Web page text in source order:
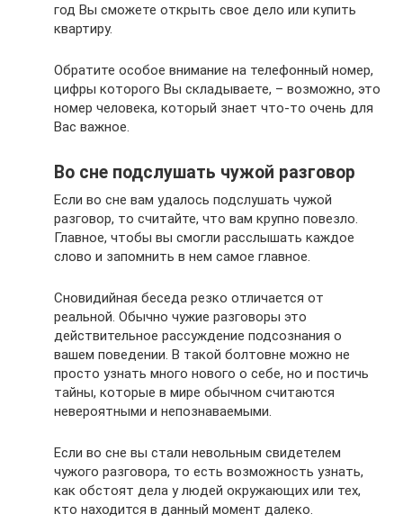
год Вы сможете открыть свое дело или купить
квартиру.
Обратите особое внимание на телефонный номер,
цифры которого Вы складываете, – возможно, это
номер человека, который знает что-то очень для
Вас важное.
Во сне подслушать чужой разговор
Если во сне вам удалось подслушать чужой
разговор, то считайте, что вам крупно повезло.
Главное, чтобы вы смогли расслышать каждое
слово и запомнить в нем самое главное.
Сновидийная беседа резко отличается от
реальной. Обычно чужие разговоры это
действительное рассуждение подсознания о
вашем поведении. В такой болтовне можно не
просто узнать много нового о себе, но и постичь
тайны, которые в мире обычном считаются
невероятными и непознаваемыми.
Если во сне вы стали невольным свидетелем
чужого разговора, то есть возможность узнать,
как обстоят дела у людей окружающих или тех,
кто находится в данный момент далеко.